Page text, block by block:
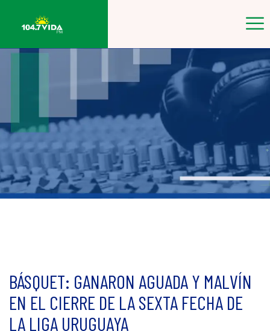
BÁSQUET: GANARON AGUADA Y MALVÍN
EN EL CIERRE DE LA SEXTA FECHA DE
LA LIGA URUGUAYA